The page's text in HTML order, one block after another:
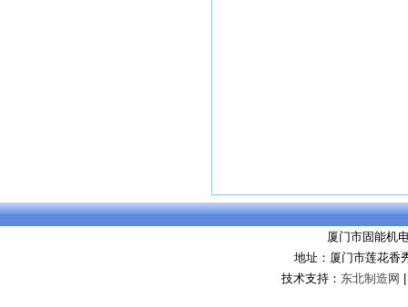
厦门市固能机
地址：厦门市莲花香
技术支持： 东北制造网